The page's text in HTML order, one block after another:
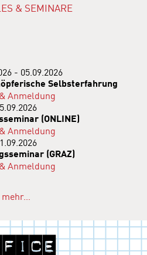
& SEMINARE
- 05.09.2026
Selbsterfahrung
Anmeldung
(ONLINE)
Anmeldung
(GRAZ)
Anmeldung
mehr…